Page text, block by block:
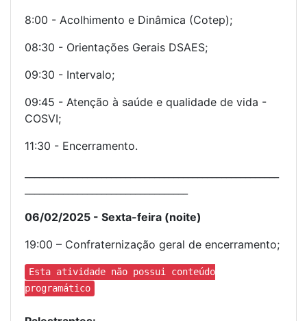
8:00 - Acolhimento e Dinâmica (Cotep);
08:30 - Orientações Gerais DSAES;
09:30 - Intervalo;
09:45 - Atenção à saúde e qualidade de vida -
COSVI;
11:30 - Encerramento.
06/02/2025 - Sexta-feira (noite)
19:00 – Confraternização geral de encerramento;
Esta atividade não possui conteúdo
programático